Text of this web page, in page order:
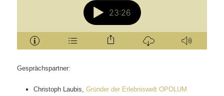
Gesprächspartner:
Christoph Laubis, Gründer der Erlebniswelt OPOLUM